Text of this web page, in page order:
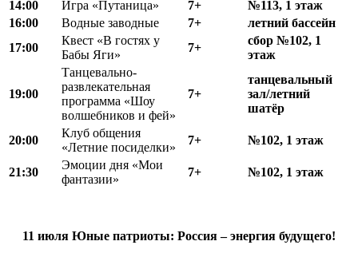
14:00
Игра «Путаница» 7+
№113, 1 этаж
16:00
Водные заводные 7+
летний бассейн
17:00
Квест «В гостях у
Бабы Яги»
7+
сбор №102, 1
этаж
19:00
Танцевально-
развлекательная
программа «Шоу
волшебников и фей»
7+
танцевальный
зал/летний
шатёр
20:00
Клуб общения
«Летние посиделки»
7+ №102, 1 этаж
21:30
Эмоции дня «Мои
фантазии»
7+ №102, 1 этаж
11 июля Юные патриоты: Россия – энергия будущего!